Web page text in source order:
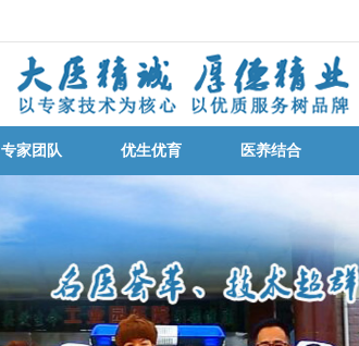
专家团队 优生优育 医养结合